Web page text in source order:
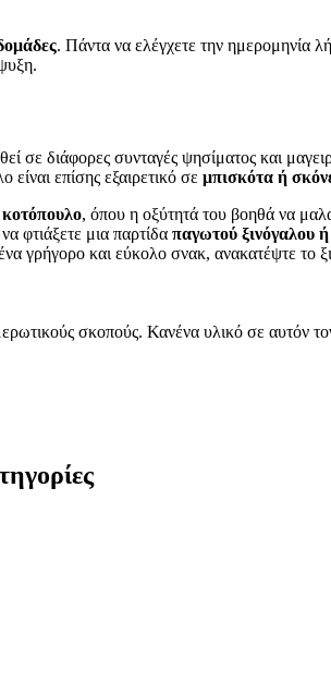
. Πάντα να ελέγχετε την ημερομηνία
σε διάφορες συνταγές ψησίματος και
επίσης εξαιρετικό σε μπισκότα ή
, όπου η οξύτητά του βοηθά να
φτιάξετε μια παρτίδα παγωτού ξινόγαλου
γρήγορο και εύκολο σνακ, ανακατέψτε
σκοπούς. Κανένα υλικό σε